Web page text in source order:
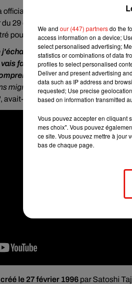
officialisé sa propre résidence à
du 29 décembre 2021, elle vient donc
pour
célébrer l'anniversaire de
mes POGS pour des
faire partie de la célébration
l’histoire de Pikachu.À
mignonnes. Mais si vous creusez
avait-elle confié.
créé le 27 février 1996 par Satoshi
We and our (447) partnersdo the
access information on a device;
select personalised advertising;
statistics or combinations of data
profiles to select personalised
Deliver and present advertising
data such as IP address and
requested; Use precise
based on information transmitted
Vous pouvez accepter en cliquant
mes choix". Vous pouvez
ce site. Vous pouvez mettre à jour
bas de chaque page.